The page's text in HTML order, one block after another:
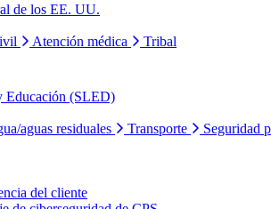
de los EE. UU.
Atención médica Tribal
Educación (SLED)
aguas residuales Transporte Seguridad
del cliente